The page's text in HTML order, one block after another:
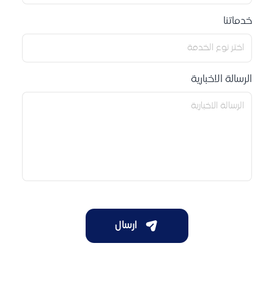
خدماتنا
الرسالة الاخبارية